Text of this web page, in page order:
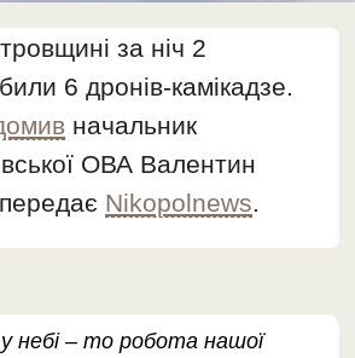
за ніч 2
6 дронів-камікадзе.
начальник
ОВА Валентин
Nikopolnews.
у небі – то робота нашої